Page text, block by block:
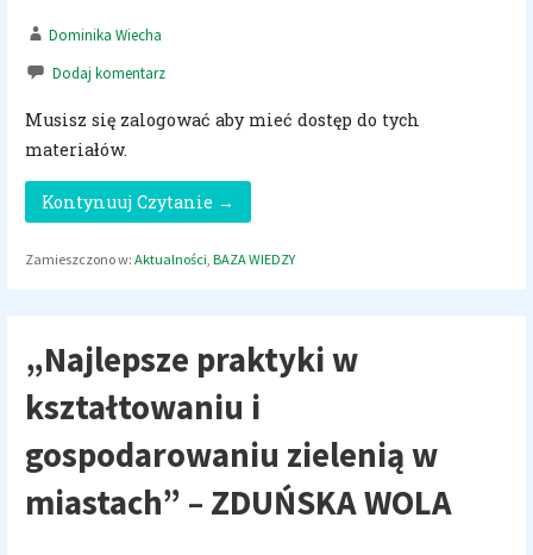
Dominika Wiecha
Dodaj komentarz
Musisz się zalogować aby mieć dostęp do tych
materiałów.
Kontynuuj Czytanie →
Zamieszczono w: Aktualności BAZA WIEDZY
„Najlepsze praktyki w
kształtowaniu i
gospodarowaniu zielenią w
miastach” – ZDUŃSKA WOLA